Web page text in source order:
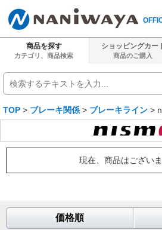
商品を探す
カテゴリ、商品検索
ショッピングカー
商品のご購入
TOP > ブレーキ関係 > ブレーキライン >
現在、商品はございま
価格順